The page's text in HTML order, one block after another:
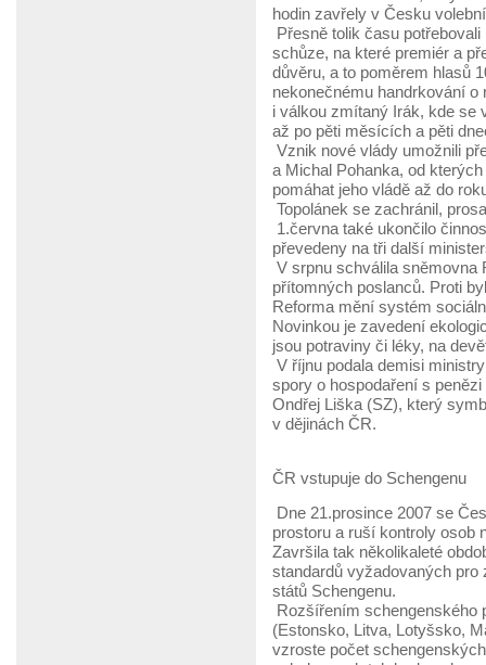
hodin zavřely v Česku
Přesně tolik času
schůze, na které premiér a
důvěru, a to poměrem hlasů
nekonečnému handrkování o
i válkou zmítaný Irák, kde se
až po pěti měsících a pěti
Vznik nové vlády umožnili
a Michal Pohanka, od
pomáhat jeho vládě až do
Topolánek se zachránil,
1.června také ukončilo
převedeny na tři další
V srpnu schválila sněmovna
přítomných poslanců. Proti
Reforma mění systém
Novinkou je zavedení
jsou potraviny či léky, na
V říjnu podala demisi
spory o hospodaření s
Ondřej Liška (SZ), který
v dějinách ČR.
ČR vstupuje do Schengenu
Dne 21.prosince 2007 se
prostoru a ruší kontroly osob
Završila tak několikaleté
standardů vyžadovaných pro
států Schengenu.
Rozšířením schengenského
(Estonsko, Litva, Lotyšsko,
vzroste počet